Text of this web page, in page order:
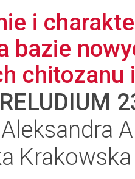
i
bazie
chitozanu